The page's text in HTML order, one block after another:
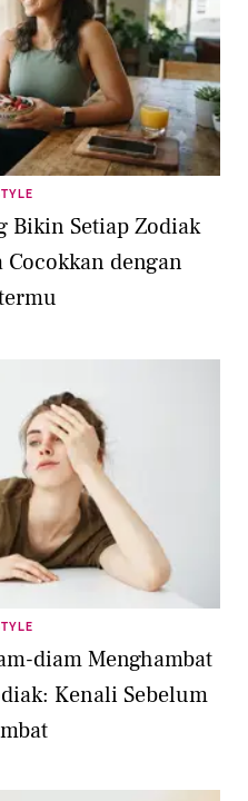
Bikin Setiap Zodiak
Cocokkan dengan
diam Menghambat
Kenali Sebelum